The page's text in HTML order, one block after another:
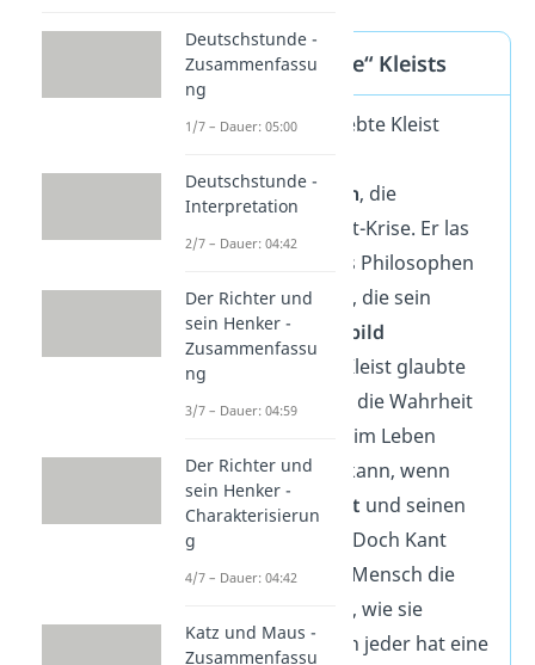
Die „Kant-Krise“ Kleists
Im Jahr 1801 erlebte Kleist
Zusammenbruch, die
sogenannte Kant-Krise. Er las
die Schriften des Philosophen
Immanuel Kants, die sein
bisheriges Weltbild
erschütterten
. Kleist glaubte
zuvor, dass man die Wahrheit
finden und alles im Leben
richtig machen kann, wenn
manfleißig lernt und seinen
. Doch Kant
zeigte, dass der Mensch die
Welt nie so sieht, wie sie
wirklich ist. Denn jeder hat eine
Deutschstunde -
Zusammenfassu
ng
1/7 – Dauer: 05:00
Deutschstunde -
Interpretation
2/7 – Dauer: 04:42
Der Richter und
sein Henker -
Zusammenfassu
ng
3/7 – Dauer: 04:59
Der Richter und
sein Henker -
Charakterisierun
g
4/7 – Dauer: 04:42
Katz und Maus -
Zusammenfassu